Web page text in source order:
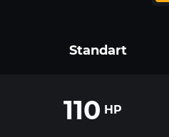
Standart
110 HP